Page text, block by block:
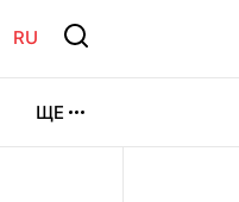
RU
ЩЕ